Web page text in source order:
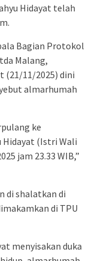
Hidayat telah
Bagian Protokol
Malang,
(21/11/2025) dini
almarhumah
ke
Hidayat (Istri Wali
jam 23.33 WIB,”
di shalatkan di
di TPU
menyisakan duka